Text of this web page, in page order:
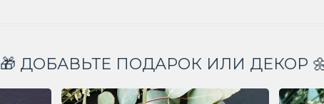
🎁 ДОБАВЬТЕ ПОДАРОК ИЛИ ДЕКОР